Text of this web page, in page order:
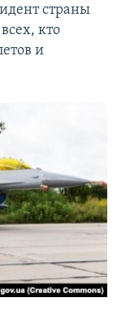
страны
кто
и